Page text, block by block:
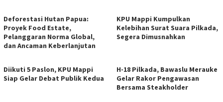
Deforestasi Hutan Papua:
Proyek Food Estate,
Pelanggaran Norma Global,
dan Ancaman Keberlanjutan
KPU Mappi Kumpulkan
Kelebihan Surat Suara Pilkada,
Segera Dimusnahkan
Diikuti 5 Paslon, KPU Mappi
Siap Gelar Debat Publik Kedua
H-18 Pilkada, Bawaslu Merauke
Gelar Rakor Pengawasan
Bersama Steakholder